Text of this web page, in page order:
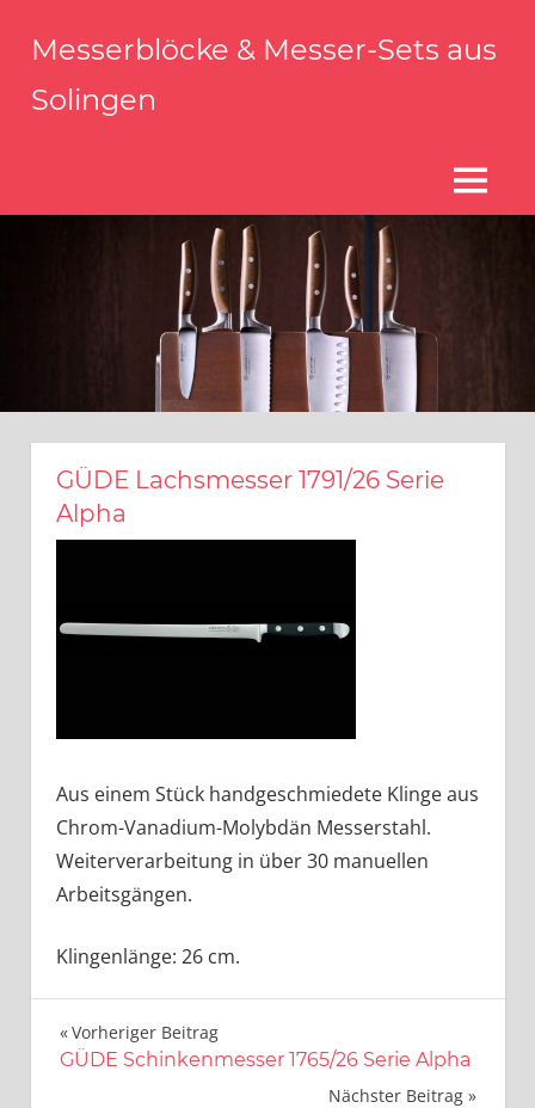
Inhalt
springen
Messerblöcke & Messer-Sets aus
Solingen
Qualität
MENÜ
GÜDE Lachsmesser 1791/26 Serie
Alpha
Aus einem Stück handgeschmiedete Klinge aus
Chrom-Vanadium-Molybdän Messerstahl.
Weiterverarbeitung in über 30 manuellen
Arbeitsgängen.
Klingenlänge: 26 cm.
Beitragsnavigation
Vorheriger Beitrag
GÜDE Schinkenmesser 1765/26 Serie Alpha
Nächster Beitrag